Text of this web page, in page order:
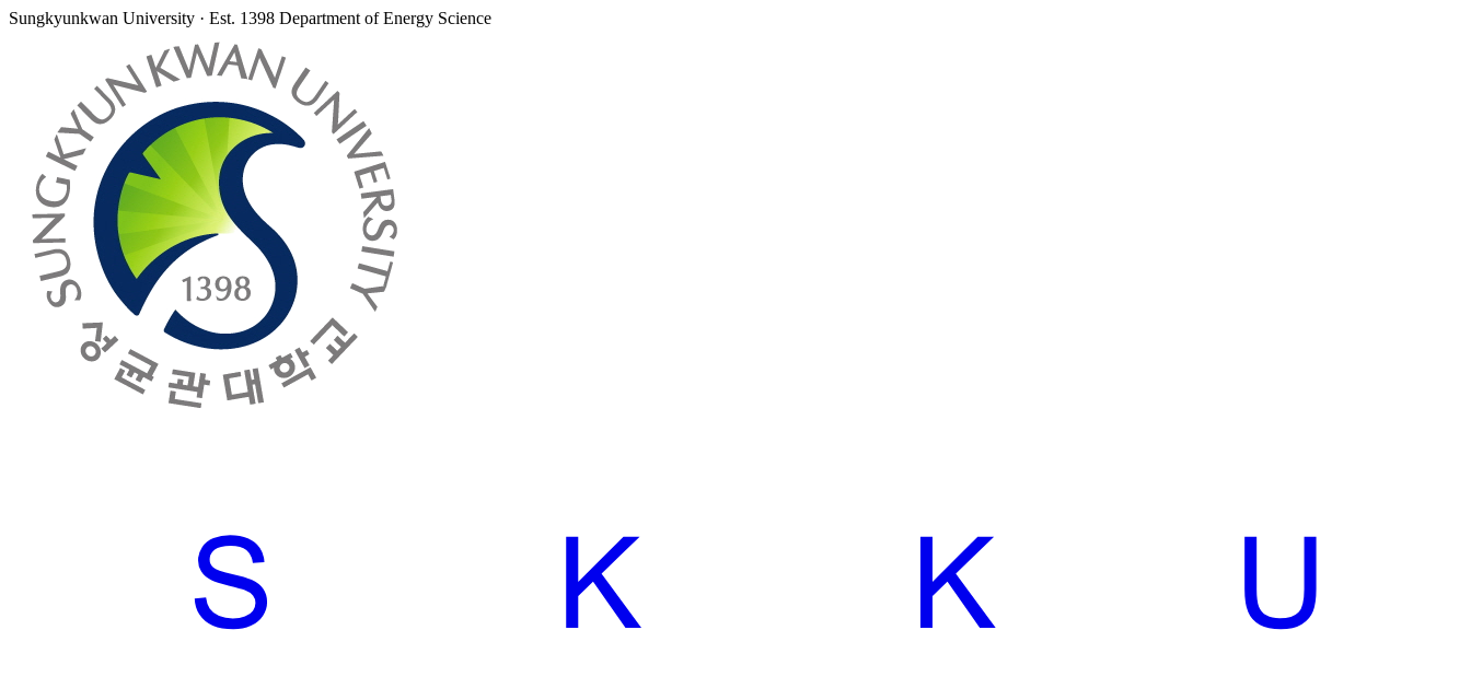
Sungkyunkwan University · Est. 1398 Department of Energy Science